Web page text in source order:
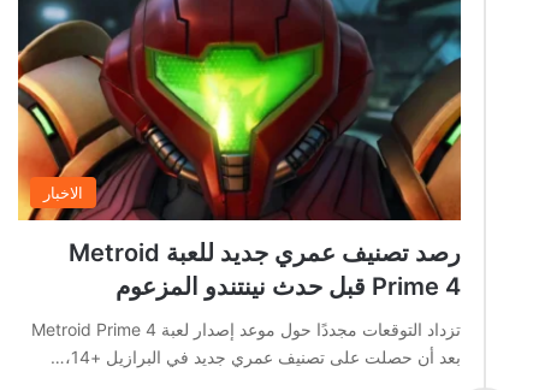
الاخبار
رصد تصنيف عمري جديد للعبة Metroid
Prime 4 قبل حدث نينتندو المزعوم
تزداد التوقعات مجددًا حول موعد إصدار لعبة Metroid Prime 4
بعد أن حصلت على تصنيف عمري جديد في البرازيل +14،…